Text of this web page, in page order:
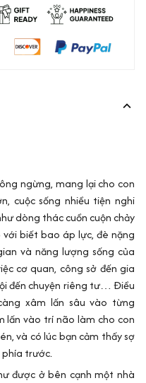
ngừng, mang lại cho con
cuộc sống nhiều tiện nghi
dòng thác cuồn cuộn chảy
biết bao áp lực, đè nặng
và năng lượng sống của
cơ quan, công sở đến gia
đến chuyện riêng tư… Điều
xâm lấn sâu vào từng
lấn vào trí não làm cho con
và có lúc bạn cảm thấy sợ
phía trước.
được ở bên cạnh một nhà